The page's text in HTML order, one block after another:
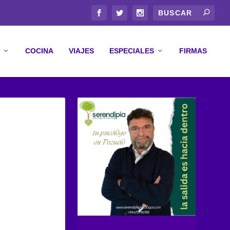
COCINA VIAJES ESPECIALES FIRMAS